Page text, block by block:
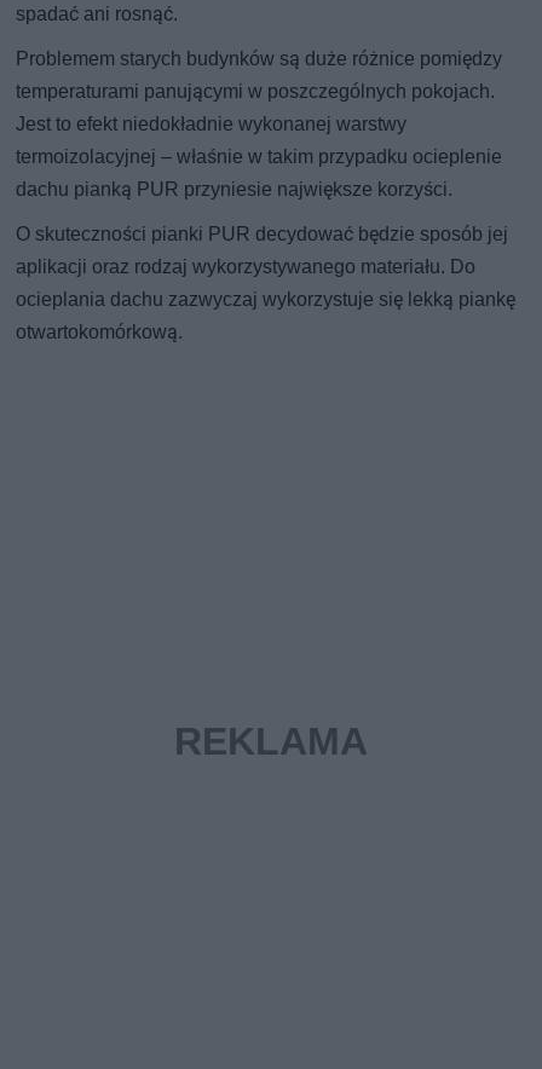
spadać ani rosnąć.
Problemem starych budynków są duże różnice pomiędzy
temperaturami panującymi w poszczególnych pokojach.
Jest to efekt niedokładnie wykonanej warstwy
termoizolacyjnej – właśnie w takim przypadku ocieplenie
dachu pianką PUR przyniesie największe korzyści.
O skuteczności pianki PUR decydować będzie sposób jej
aplikacji oraz rodzaj wykorzystywanego materiału. Do
ocieplania dachu zazwyczaj wykorzystuje się lekką piankę
otwartokomórkową.